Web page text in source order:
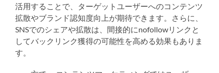
活用することで、ターゲットユーザーへのコンテンツ
拡散やブランド認知度向上が期待できます。さらに、
SNSでのシェアや拡散は、間接的にnofollowリンクと
してバックリンク獲得の可能性を高める効果もありま
す。